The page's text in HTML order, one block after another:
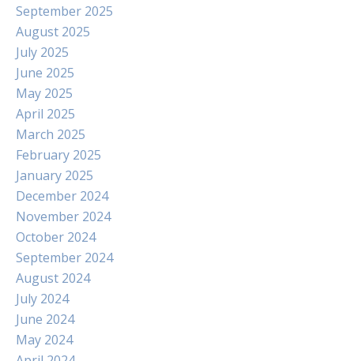
September 2025
August 2025
July 2025
June 2025
May 2025
April 2025
March 2025
February 2025
January 2025
December 2024
November 2024
October 2024
September 2024
August 2024
July 2024
June 2024
May 2024